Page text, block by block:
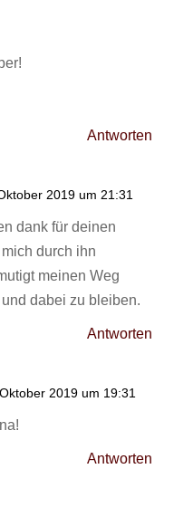
Antworten
2019 um 21:31
dank für deinen
durch ihn
meinen Weg
dabei zu bleiben.
Antworten
2019 um 19:31
Antworten